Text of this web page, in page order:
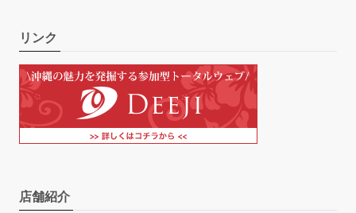
リンク
店舗紹介